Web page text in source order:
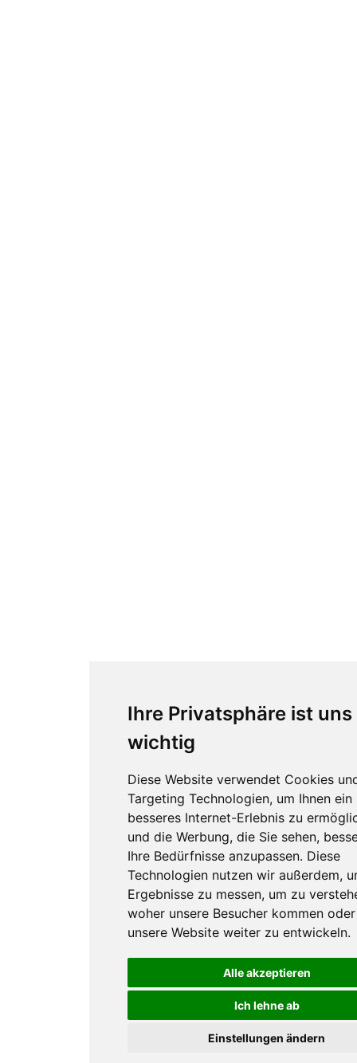
Ihre Privatsphäre ist uns
wichtig
Diese Website verwendet Cookies
Targeting Technologien, um Ihnen ein
besseres Internet-Erlebnis zu
und die Werbung, die Sie sehen,
Ihre Bedürfnisse anzupassen. Diese
Technologien nutzen wir außerdem,
Ergebnisse zu messen, um zu
woher unsere Besucher kommen
unsere Website weiter zu entwickeln.
Alle akzeptieren
Ich lehne ab
Einstellungen ändern